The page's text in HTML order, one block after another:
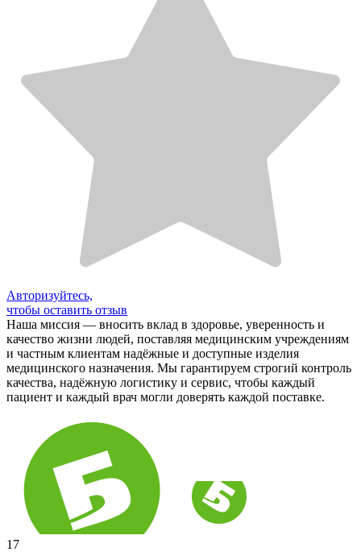
Авторизуйтесь,
чтобы оставить отзыв
Наша миссия — вносить вклад в здоровье, уверенность и
качество жизни людей, поставляя медицинским учреждениям
и частным клиентам надёжные и доступные изделия
медицинского назначения. Мы гарантируем строгий контроль
качества, надёжную логистику и сервис, чтобы каждый
пациент и каждый врач могли доверять каждой поставке.
17